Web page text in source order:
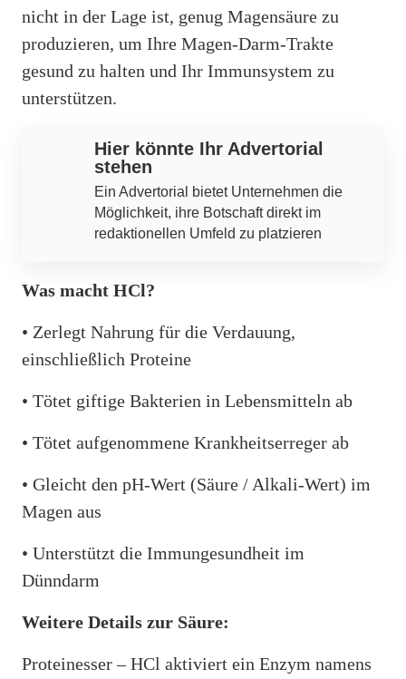
nicht in der Lage ist, genug Magensäure zu
produzieren, um Ihre Magen-Darm-Trakte
gesund zu halten und Ihr Immunsystem zu
unterstützen.
Hier könnte Ihr Advertorial
stehen
Ein Advertorial bietet Unternehmen die
Möglichkeit, ihre Botschaft direkt im
redaktionellen Umfeld zu platzieren
Was macht HCl?
• Zerlegt Nahrung für die Verdauung,
einschließlich Proteine
• Tötet giftige Bakterien in Lebensmitteln ab
• Tötet aufgenommene Krankheitserreger ab
• Gleicht den pH-Wert (Säure / Alkali-Wert) im
Magen aus
• Unterstützt die Immungesundheit im
Dünndarm
Weitere Details zur Säure:
Proteinesser – HCl aktiviert ein Enzym namens